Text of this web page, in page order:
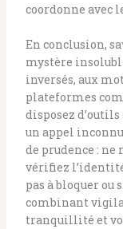
coordonne avec
En conclusion,
mystère
inversés, aux
plateformes
disposez
un appel
de prudence :
vérifiez
pas à bloquer ou
combinant
tranquillité et